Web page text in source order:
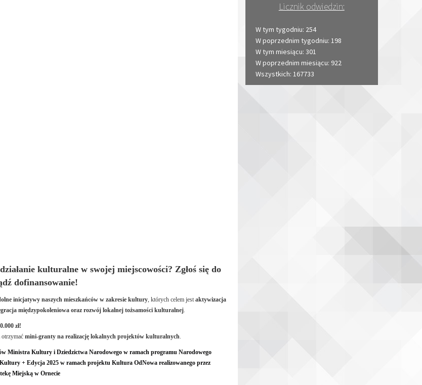
kulturalne w swojej miejscowości? Zgłoś się do
dofinansowanie!
inicjatywy naszych mieszkańców w zakresie kultury, których celem jest aktywizacja
międzypokoleniowa oraz rozwój lokalnej tożsamości kulturalnej.
zł!
mini-granty na realizację lokalnych projektów kulturalnych.
Ministra Kultury i Dziedzictwa Narodowego w ramach programu Narodowego
+ Edycja 2025 w ramach projektu Kultura OdNowa realizowanego przez
Miejską w Ornecie
Licznik odwiedzin:
W tym tygodniu: 254
W poprzednim tygodniu: 198
W tym miesiącu: 301
W poprzednim miesiącu: 922
Wszystkich: 167733